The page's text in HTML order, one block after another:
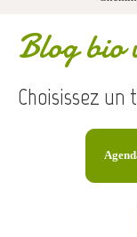
Blog bio
Choisissez un